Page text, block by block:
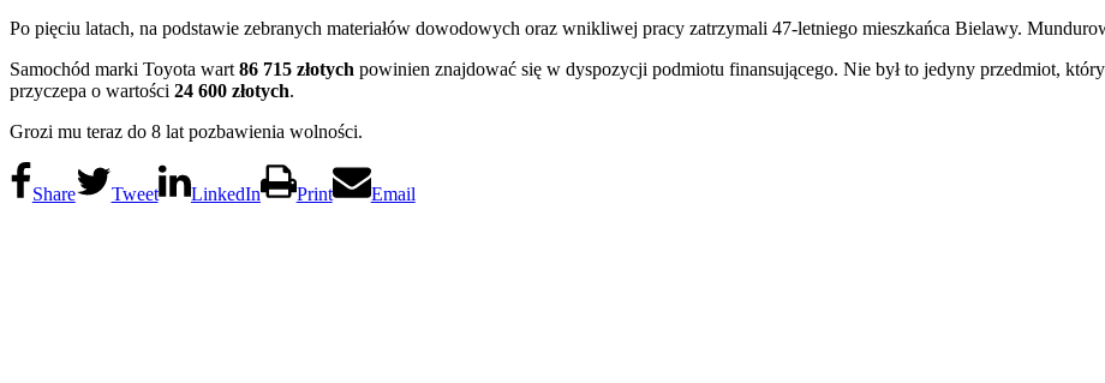
Po pięciu latach, na podstawie zebranych materiałów dowodowych oraz wnikliwej pracy zatrzymali 47-letniego mieszkańca Bielawy.
Samochód marki Toyota wart 86 715 złotych powinien znajdować się w dyspozycji podmiotu finansującego. Nie był to jedyny przedmiot,
przyczepa o wartości 24 600 złotych.
Grozi mu teraz do 8 lat pozbawienia wolności.
Share Tweet LinkedIn Print Email